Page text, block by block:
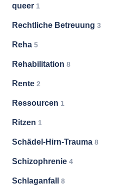
queer 1
Rechtliche Betreuung 3
Reha 5
Rehabilitation 8
Rente 2
Ressourcen 1
Ritzen 1
Schädel-Hirn-Trauma 8
Schizophrenie 4
Schlaganfall 8